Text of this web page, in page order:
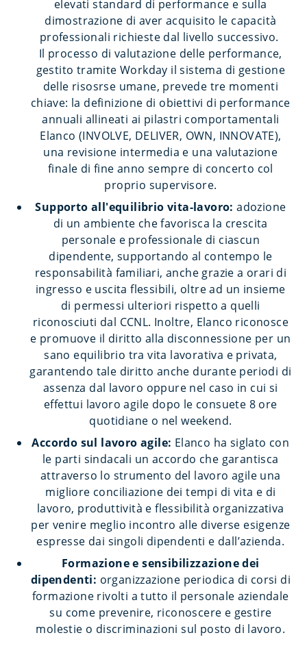
elevati standard di performance e sulla
dimostrazione di aver acquisito le capacità
professionali richieste dal livello successivo.
Il processo di valutazione delle performance,
gestito tramite Workday il sistema di gestione
delle risosrse umane, prevede tre momenti
chiave: la definizione di obiettivi di performance
annuali allineati ai pilastri comportamentali
Elanco (INVOLVE, DELIVER, OWN, INNOVATE),
una revisione intermedia e una valutazione
finale di fine anno sempre di concerto col
proprio supervisore.
Supporto all'equilibrio vita-lavoro: adozione
di un ambiente che favorisca la crescita
personale e professionale di ciascun
dipendente, supportando al contempo le
responsabilità familiari, anche grazie a orari di
ingresso e uscita flessibili, oltre ad un insieme
di permessi ulteriori rispetto a quelli
riconosciuti dal CCNL. Inoltre, Elanco riconosce
e promuove il diritto alla disconnessione per un
sano equilibrio tra vita lavorativa e privata,
garantendo tale diritto anche durante periodi di
assenza dal lavoro oppure nel caso in cui si
effettui lavoro agile dopo le consuete 8 ore
quotidiane o nel weekend.
Accordo sul lavoro agile: Elanco ha siglato con
le parti sindacali un accordo che garantisca
attraverso lo strumento del lavoro agile una
migliore conciliazione dei tempi di vita e di
lavoro, produttività e flessibilità organizzativa
per venire meglio incontro alle diverse esigenze
espresse dai singoli dipendenti e dall’azienda.
Formazione e sensibilizzazione dei
dipendenti: organizzazione periodica di corsi di
formazione rivolti a tutto il personale aziendale
su come prevenire, riconoscere e gestire
molestie o discriminazioni sul posto di lavoro.